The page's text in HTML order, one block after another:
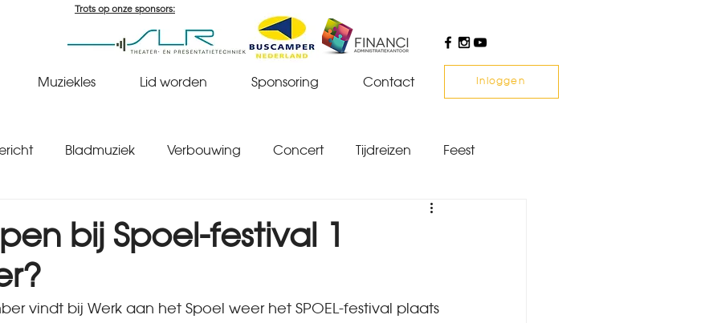
Muziekles Lid worden Sponsoring Contact
Trots op onze sponsors:
Inloggen
Bladmuziek Verbouwing Concert Tijdreizen Feest
bij Spoel-festival 1
vindt bij Werk aan het Spoel weer het SPOEL-festival plaats